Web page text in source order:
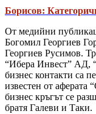
Борисов:
От медийни
Богомил Георгиев
Георгиев Русимов.
“Ибера Инвест” АД,
бизнес контакти са
известен от аферата
бизнес кръгът се
братя Галеви и Таки.